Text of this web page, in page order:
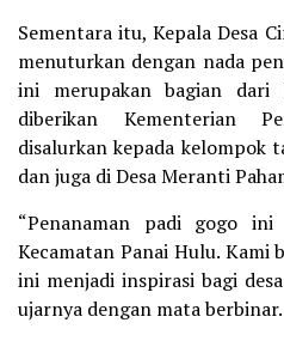
Sementara itu, Kepala Desa
menuturkan dengan nada
ini merupakan bagian
diberikan Kementerian
disalurkan kepada kelompok
dan juga di Desa Meranti
“Penanaman padi gogo
Kecamatan Panai Hulu. Kami
ini menjadi inspirasi bagi
ujarnya dengan mata berbinar.